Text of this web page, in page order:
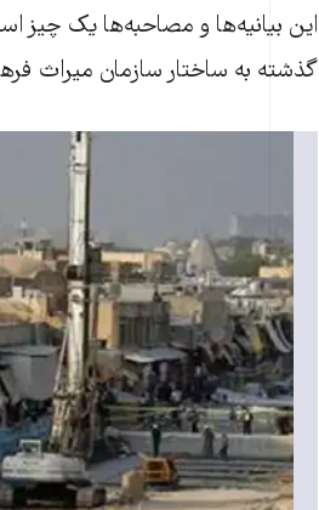
این بیانیه‌ها و مصاحبه‌ها یک چیز
گذشته به ساختار سازمان میراث